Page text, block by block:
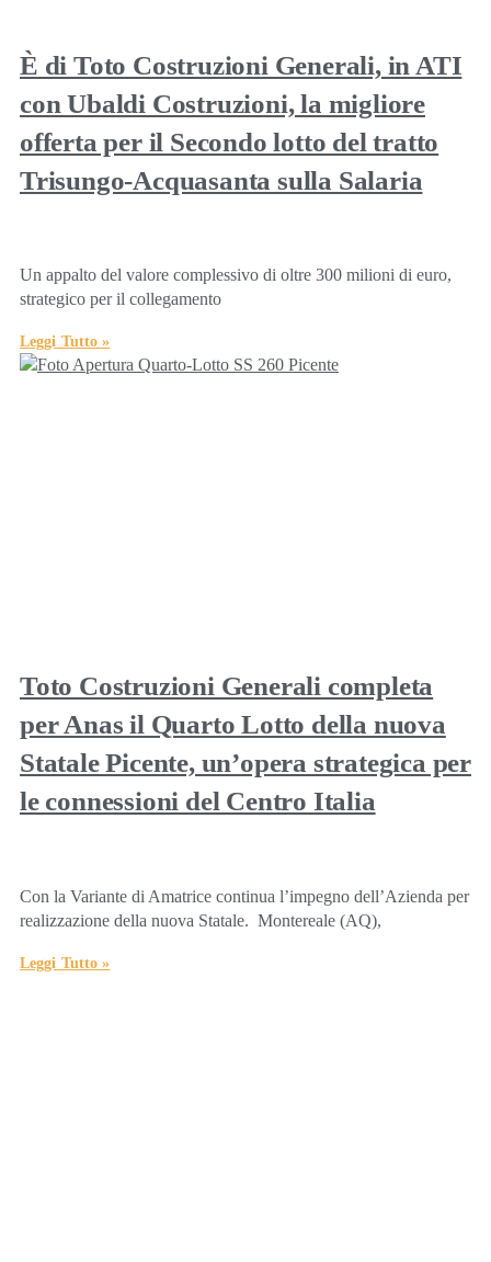
È di Toto Costruzioni Generali, in ATI
con Ubaldi Costruzioni, la migliore
offerta per il Secondo lotto del tratto
Trisungo-Acquasanta sulla Salaria
Un appalto del valore complessivo di oltre 300 milioni di euro,
strategico per il collegamento
Leggi Tutto »
Toto Costruzioni Generali completa
per Anas il Quarto Lotto della nuova
Statale Picente, un’opera strategica per
le connessioni del Centro Italia
Con la Variante di Amatrice continua l’impegno dell’Azienda per
realizzazione della nuova Statale. Montereale (AQ),
Leggi Tutto »